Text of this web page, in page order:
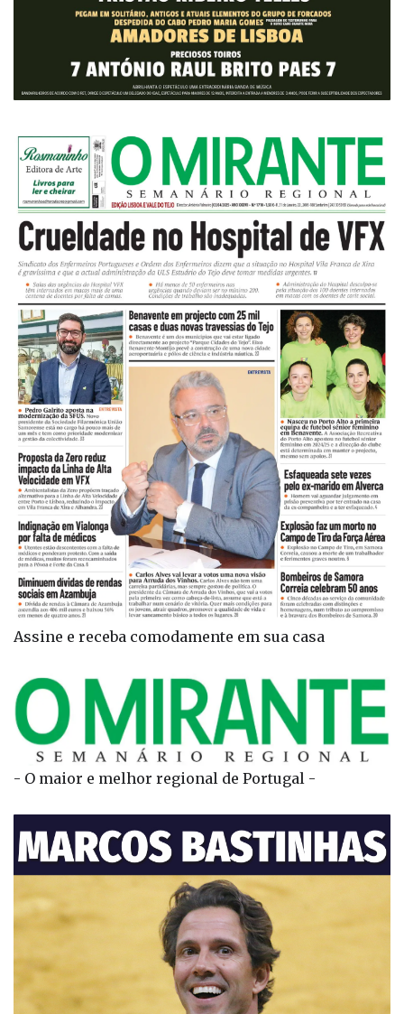
Assine e receba comodamente em sua casa
- O maior e melhor regional de Portugal -